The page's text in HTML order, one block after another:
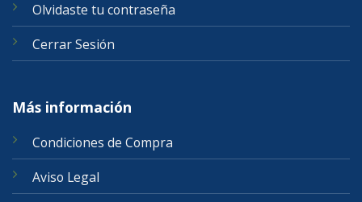
Olvidaste tu contraseña
Cerrar Sesión
Más información
Condiciones de Compra
Aviso Legal